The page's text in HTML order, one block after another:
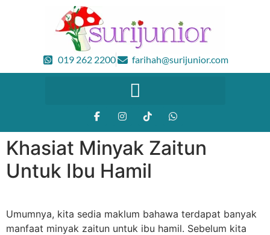
019 262 2200 farihah@surijunior.com
Khasiat Minyak Zaitun
Untuk Ibu Hamil
Umumnya, kita sedia maklum bahawa terdapat banyak
manfaat minyak zaitun untuk ibu hamil. Sebelum kita